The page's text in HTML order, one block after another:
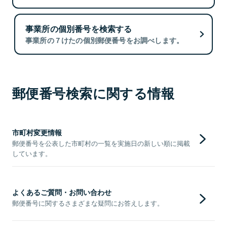
事業所の個別番号を検索する
事業所の７けたの個別郵便番号をお調べします。
郵便番号検索に関する情報
市町村変更情報
郵便番号を公表した市町村の一覧を実施日の新しい順に掲載
しています。
よくあるご質問・お問い合わせ
郵便番号に関するさまざまな疑問にお答えします。